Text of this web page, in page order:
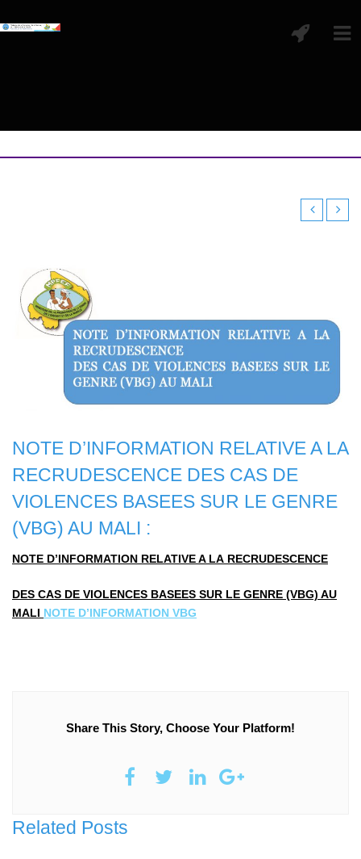
NOTE D’INFORMATION RELATIVE A LA
RECRUDESCENCE DES CAS DE
VIOLENCES BASEES SUR LE GENRE
(VBG) AU MALI :
NOTE D’INFORMATION RELATIVE A LA RECRUDESCENCE
DES CAS DE VIOLENCES BASEES SUR LE GENRE (VBG) AU
MALI NOTE D’INFORMATION VBG
Share This Story, Choose Your Platform!
Related Posts